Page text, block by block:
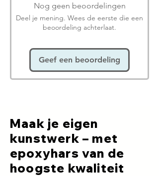
Nog geen beoordelingen
Deel je mening. Wees de eerste die een
beoordeling achterlaat.
Geef een beoordeling
Maak je eigen
kunstwerk – met
epoxyhars van de
hoogste kwaliteit